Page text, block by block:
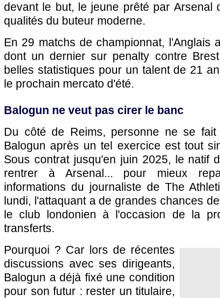
devant le but, le jeune prêté par Arsenal
qualités du buteur moderne.
En 29 matchs de championnat, l'Anglais
dont un dernier sur penalty contre
belles statistiques pour un talent de 21
le prochain mercato d'été.
Balogun ne veut pas cirer le banc
Du côté de Reims, personne ne se fait
Balogun après un tel exercice est tout
Sous contrat jusqu'en juin 2025, le natif
rentrer à Arsenal... pour mieux
informations du journaliste de The
lundi, l'attaquant a de grandes chances
le club londonien à l'occasion de la
transferts.
Pourquoi ? Car lors de récentes
discussions avec ses dirigeants,
Balogun a déjà fixé une condition
pour son futur : rester un titulaire,